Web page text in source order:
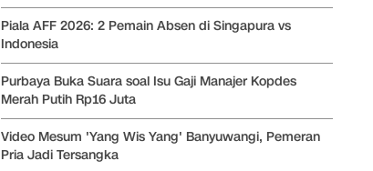
Piala AFF 2026: 2 Pemain Absen di Singapura vs
Indonesia
Purbaya Buka Suara soal Isu Gaji Manajer Kopdes
Merah Putih Rp16 Juta
Video Mesum 'Yang Wis Yang' Banyuwangi, Pemeran
Pria Jadi Tersangka